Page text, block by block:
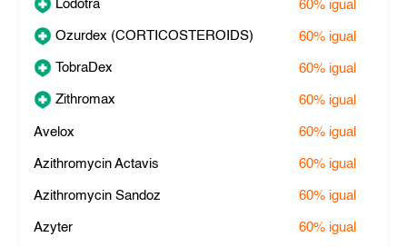
Lodotra 60% igual
Ozurdex (CORTICOSTEROIDS) 60% igual
TobraDex 60% igual
Zithromax 60% igual
Avelox 60% igual
Azithromycin Actavis 60% igual
Azithromycin Sandoz 60% igual
Azyter 60% igual